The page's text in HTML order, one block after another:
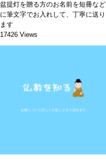
盆提灯を贈る方のお名前を短冊など
に筆文字でお入れして、丁寧に送り
ます
17426 Views